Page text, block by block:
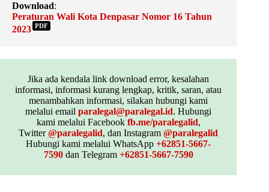
Download:
Peraturan Wali Kota Denpasar Nomor 16 Tahun
2023 PDF
Jika ada kendala link download error, kesalahan
informasi, informasi kurang lengkap, kritik, saran, atau
menambahkan informasi, silakan hubungi kami
melalui emailparalegal@paralegal.id. Hubungi
kami melalui Facebook fb.me/paralegalid,
Twitter@paralegalid, dan Instagram@paralegalid
Hubungi kami melalui WhatsApp+62851-5667-
7590dan Telegram +62851-5667-7590